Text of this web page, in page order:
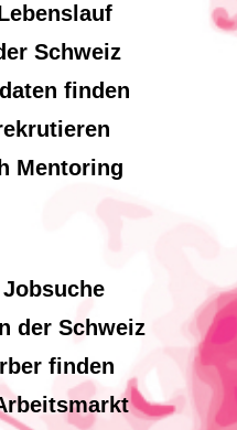
Schweiz
finden
Mentoring
der Schweiz
finden